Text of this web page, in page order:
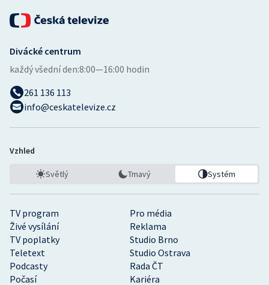
TV program
Pro média
Živé vysílání
Reklama
TV poplatky
Studio Brno
Teletext
Studio Ostrava
Podcasty
Rada ČT
Počasí
Kariéra
Divácké centrum
každý všední den:8:00—16:00 hodin
261 136 113
info@ceskatelevize.cz
Vzhled
Světlý Tmavý Systém